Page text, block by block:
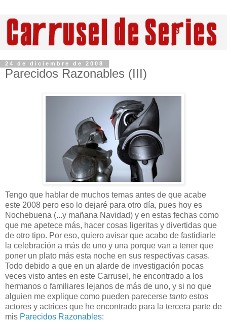
24 de diciembre de 2008
Parecidos Razonables (III)
Tengo que hablar de muchos temas antes de que acabe
este 2008 pero eso lo dejaré para otro día, pues hoy es
Nochebuena (...y mañana Navidad) y en estas fechas como
que me apetece más, hacer cosas ligeritas y divertidas que
de otro tipo. Por eso, quiero avisar que acabo de fastidiarle
la celebración a más de uno y una porque van a tener que
poner un plato más esta noche en sus respectivas casas.
Todo debido a que en un alarde de investigación pocas
veces visto antes en este Carrusel, he encontrado a los
hermanos o familiares lejanos de más de uno, y si no que
alguien me explique como pueden parecerse tanto estos
actores y actrices que he encontrado para la tercera parte de
mis Parecidos Razonables: